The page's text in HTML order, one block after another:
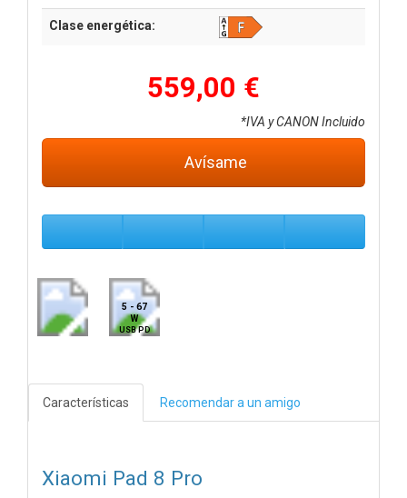
Clase energética:
559,00 €
*IVA y CANON Incluido
Avísame
5 - 67
W
USB PD
Características Recomendar a un amigo
Xiaomi Pad 8 Pro